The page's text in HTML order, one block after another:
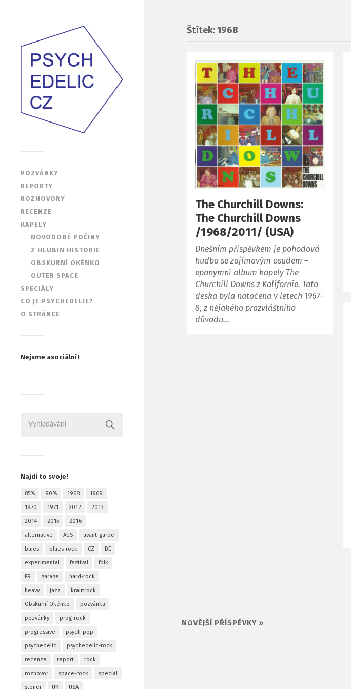
POZVÁNKY
REPORTY
ROZHOVORY
RECENZE
KAPELY
NOVODOBÉ POČINY
Z HLUBIN HISTORIE
OBSKURNÍ OKÉNKO
OUTER SPACE
SPECIÁLY
CO JE PSYCHEDELIE?
O STRÁNCE
Nejsme asociální!
Najdi to svoje!
85% 90% 1968 1969
1970 1971 2012 2013
2014 2015 2016
alternative AUS avant-garde
blues blues-rock CZ DE
experimental festival folk
FR garage hard-rock
heavy jazz krautrock
Obskurní Okénko pozvánka
pozvánky prog-rock
progressive psych-pop
psychedelic psychedelic-rock
recenze report rock
rozhovor space-rock speciál
stoner UK USA
Štítek: 1968
The Churchill Downs:
The Churchill Downs
/1968/2011/ (USA)
Dnešním příspěvkem je pohodová
hudba se zajímavým osudem –
eponymní album kapely The
Churchill Downs z Kalifornie. Tato
deska byla natočena v letech 1967-
8, z nějakého prazvláštního
důvodu…
NOVĚJŠÍ PŘÍSPĚVKY »